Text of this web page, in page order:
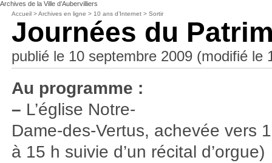
Archives de la Ville d’Aubervilliers
Accueil >Archives en ligne > 10 ans d’Internet >Sortir
Journées du
publié le 10 septembre 2009 (modifié le
Au programme :
– L’église Notre-
Dame-des-Vertus, achevée vers
à 15 h suivie d’un récital d’orgue)